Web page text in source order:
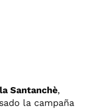
Santanchè,
la campaña